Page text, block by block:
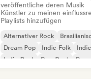
veröffentliche deren Musik
Künstler zu meinen
Playlists hinzufügen
Alternativer Rock
Dream Pop
Indie-Folk
Indie-Rock
Pop-Rock